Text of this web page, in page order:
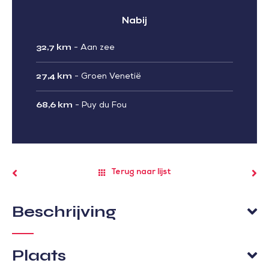
Nabij
32,7 km - Aan zee
27,4 km - Groen Venetië
68,6 km - Puy du Fou
Terug naar lijst
Beschrijving
Plaats